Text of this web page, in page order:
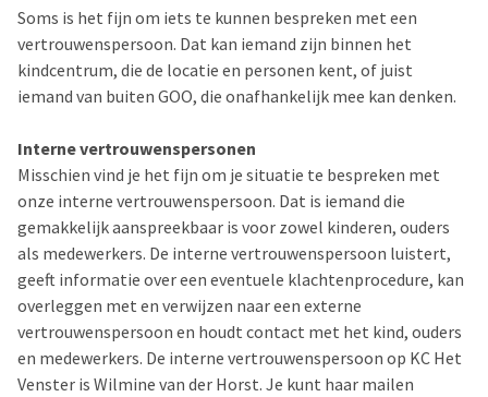
Soms is het fijn om iets te kunnen bespreken met een
vertrouwenspersoon. Dat kan iemand zijn binnen het
kindcentrum, die de locatie en personen kent, of juist
iemand van buiten GOO, die onafhankelijk mee kan denken.
Interne vertrouwenspersonen
Misschien vind je het fijn om je situatie te bespreken met
onze interne vertrouwenspersoon. Dat is iemand die
gemakkelijk aanspreekbaar is voor zowel kinderen, ouders
als medewerkers. De interne vertrouwenspersoon luistert,
geeft informatie over een eventuele klachtenprocedure, kan
overleggen met en verwijzen naar een externe
vertrouwenspersoon en houdt contact met het kind, ouders
en medewerkers. De interne vertrouwenspersoon op KC Het
Venster is Wilmine van der Horst. Je kunt haar mailen